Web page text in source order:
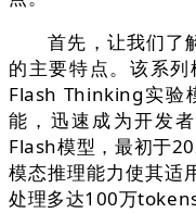
首先，让我们了
的主要特点。该系
Flash Thinking实验
能，迅速成为开发
Flash模型，最初于
模态推理能力使其适
处理多达100万